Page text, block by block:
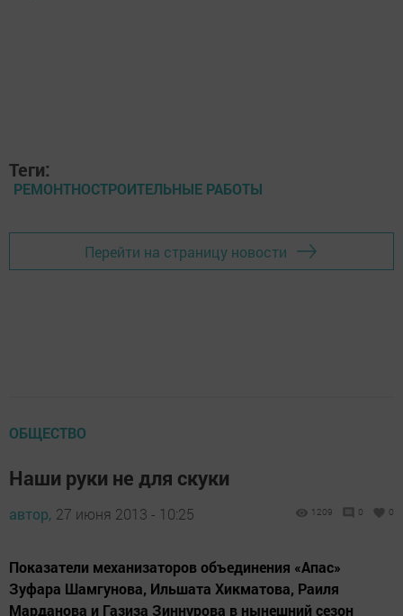
Теги:
РЕМОНТНОСТРОИТЕЛЬНЫЕ РАБОТЫ
Перейти на страницу новости
ОБЩЕСТВО
Наши руки не для скуки
автор, 27 июня 2013 - 10:25 1209 0 0
Показатели механизаторов объединения «Апас»
Зуфара Шамгунова, Ильшата Хикматова, Раиля
Марданова и Газиза Зиннурова в нынешний сезон